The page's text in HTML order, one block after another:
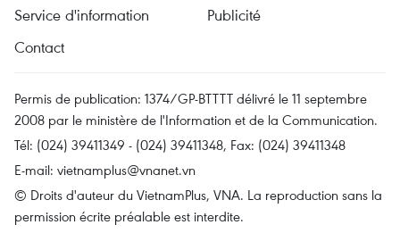
Service d'information
Publicité
Contact
Permis de publication: 1374/GP-BTTTT délivré le 11 septembre
2008 par le ministère de l'Information et de la Communication.
Tél: (024) 39411349 - (024) 39411348, Fax: (024) 39411348
E-mail: vietnamplus@vnanet.vn
© Droits d'auteur du VietnamPlus, VNA. La reproduction sans la
permission écrite préalable est interdite.